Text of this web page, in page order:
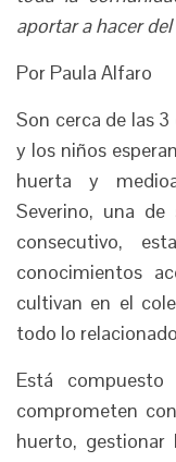
aportar a hacer
Por Paula Alfaro
Son cerca de las
y los niños
huerta y
Severino, una de
consecutivo,
conocimientos
cultivan en el
todo lo
Está
comprometen
huerto,